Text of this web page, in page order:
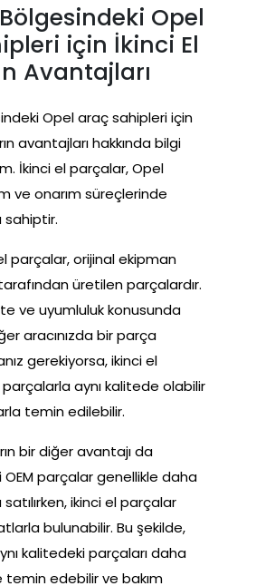
Opel
için İkinci El
Avantajları
Opel araç sahipleri için
avantajları hakkında bilgi
İkinci el parçalar, Opel
ve onarım süreçlerinde
parçalar, orijinal ekipman
üretilen parçalardır.
ve uyumluluk konusunda
aracınızda bir parça
gerekiyorsa, ikinci el
aynı kalitede olabilir
temin edilebilir.
bir diğer avantajı da
parçalar genellikle daha
ikinci el parçalar
bulunabilir. Bu şekilde,
kalitedeki parçaları daha
edebilir ve bakım